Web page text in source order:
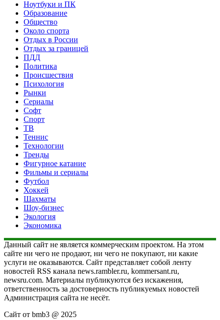
Ноутбуки и ПК
Образование
Общество
Около спорта
Отдых в России
Отдых за границей
ПДД
Политика
Происшествия
Психология
Рынки
Сериалы
Софт
Спорт
ТВ
Теннис
Технологии
Тренды
Фигурное катание
Фильмы и сериалы
Футбол
Хоккей
Шахматы
Шоу-бизнес
Экология
Экономика
Данный сайт не является коммерческим проектом. На этом
сайте ни чего не продают, ни чего не покупают, ни какие
услуги не оказываются. Сайт представляет собой ленту
новостей RSS канала news.rambler.ru, kommersant.ru,
newsru.com. Материалы публикуются без искажения,
ответственность за достоверность публикуемых новостей
Администрация сайта не несёт.
Сайт от bmb3 @ 2025